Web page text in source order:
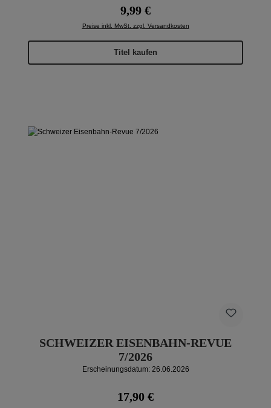
Regulärer Preis:
9,99 €
Preise inkl. MwSt. zzgl. Versandkosten
Titel kaufen
SCHWEIZER EISENBAHN-REVUE
7/2026
Erscheinungsdatum: 26.06.2026
Regulärer Preis:
17,90 €